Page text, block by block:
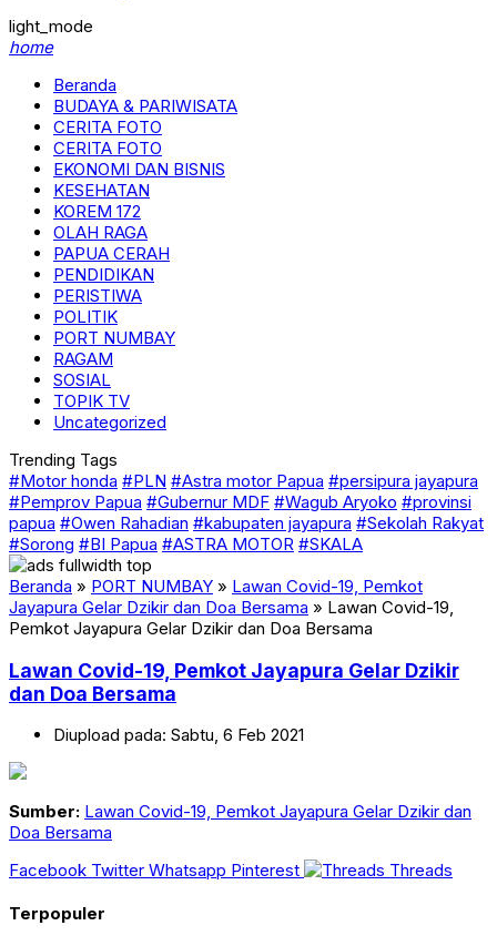
light_mode
home
Beranda
BUDAYA & PARIWISATA
CERITA FOTO
CERITA FOTO
EKONOMI DAN BISNIS
KESEHATAN
KOREM 172
OLAH RAGA
PAPUA CERAH
PENDIDIKAN
PERISTIWA
POLITIK
PORT NUMBAY
RAGAM
SOSIAL
TOPIK TV
Uncategorized
Trending Tags
#Motor honda #PLN #Astra motor Papua #persipura jayapura
#Pemprov Papua #Gubernur MDF #Wagub Aryoko #provinsi
papua #Owen Rahadian #kabupaten jayapura #Sekolah Rakyat
#Sorong #BI Papua #ASTRA MOTOR #SKALA
Beranda » PORT NUMBAY » Lawan Covid-19, Pemkot
Jayapura Gelar Dzikir dan Doa Bersama » Lawan Covid-19,
Pemkot Jayapura Gelar Dzikir dan Doa Bersama
Lawan Covid-19, Pemkot Jayapura Gelar Dzikir
dan Doa Bersama
Diupload pada: Sabtu, 6 Feb 2021
Sumber: Lawan Covid-19, Pemkot Jayapura Gelar Dzikir dan
Doa Bersama
Facebook Twitter Whatsapp Pinterest Threads
Terpopuler